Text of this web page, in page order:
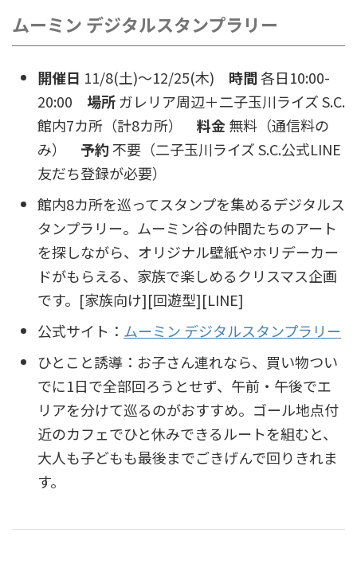
ムーミン デジタルスタンプラリー
開催日 11/8(土)〜12/25(木) 時間各日10:00-
20:00 場所ガレリア周辺＋二子玉川ライズ S.C.
館内7カ所（計8カ所） 料金無料（通信料の
み） 予約不要（二子玉川ライズ S.C.公式LINE
友だち登録が必要）
館内8カ所を巡ってスタンプを集めるデジタルス
タンプラリー。ムーミン谷の仲間たちのアート
を探しながら、オリジナル壁紙やホリデーカー
ドがもらえる、家族で楽しめるクリスマス企画
です。[家族向け][回遊型][LINE]
公式サイト： ムーミン デジタルスタンプラリー
ひとこと誘導：お子さん連れなら、買い物つい
でに1日で全部回ろうとせず、午前・午後でエ
リアを分けて巡るのがおすすめ。ゴール地点付
近のカフェでひと休みできるルートを組むと、
大人も子どもも最後までごきげんで回りきれま
す。